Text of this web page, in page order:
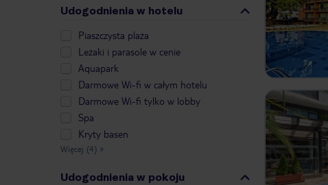
Udogodnienia w hotelu
Piaszczysta plaża
Leżaki i parasole w cenie
Aquapark
Darmowe Wi-fi w całym hotelu
Darmowe Wi-fi tylko w lobby
Spa
Kryty basen
Więcej (4) »
Udogodnienia w pokoju